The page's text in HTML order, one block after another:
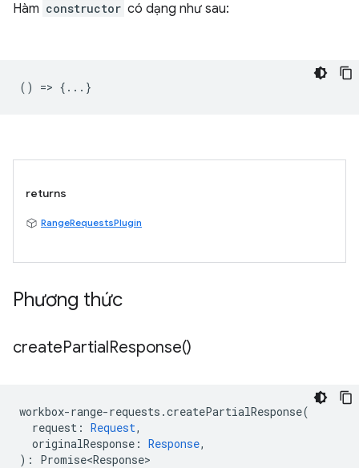
Hàm constructor có dạng như sau:
() => {...}
returns
RangeRequestsPlugin
Phương thức
createPartialResponse()
workbox-range-requests .createPartialResponse(
request : Request,
originalResponse : Response,
) : Promise<Response>